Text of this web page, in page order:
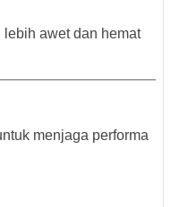
awet dan hemat
menjaga performa